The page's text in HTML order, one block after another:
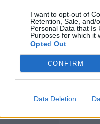
I want to opt-out of
Retention, Sale, and/
Personal Data that Is
Purposes for which it
Opted Out
CONFIRM
Data Deletion
Colheita de
Hospital Sousa
de agosto
DESTAQUES